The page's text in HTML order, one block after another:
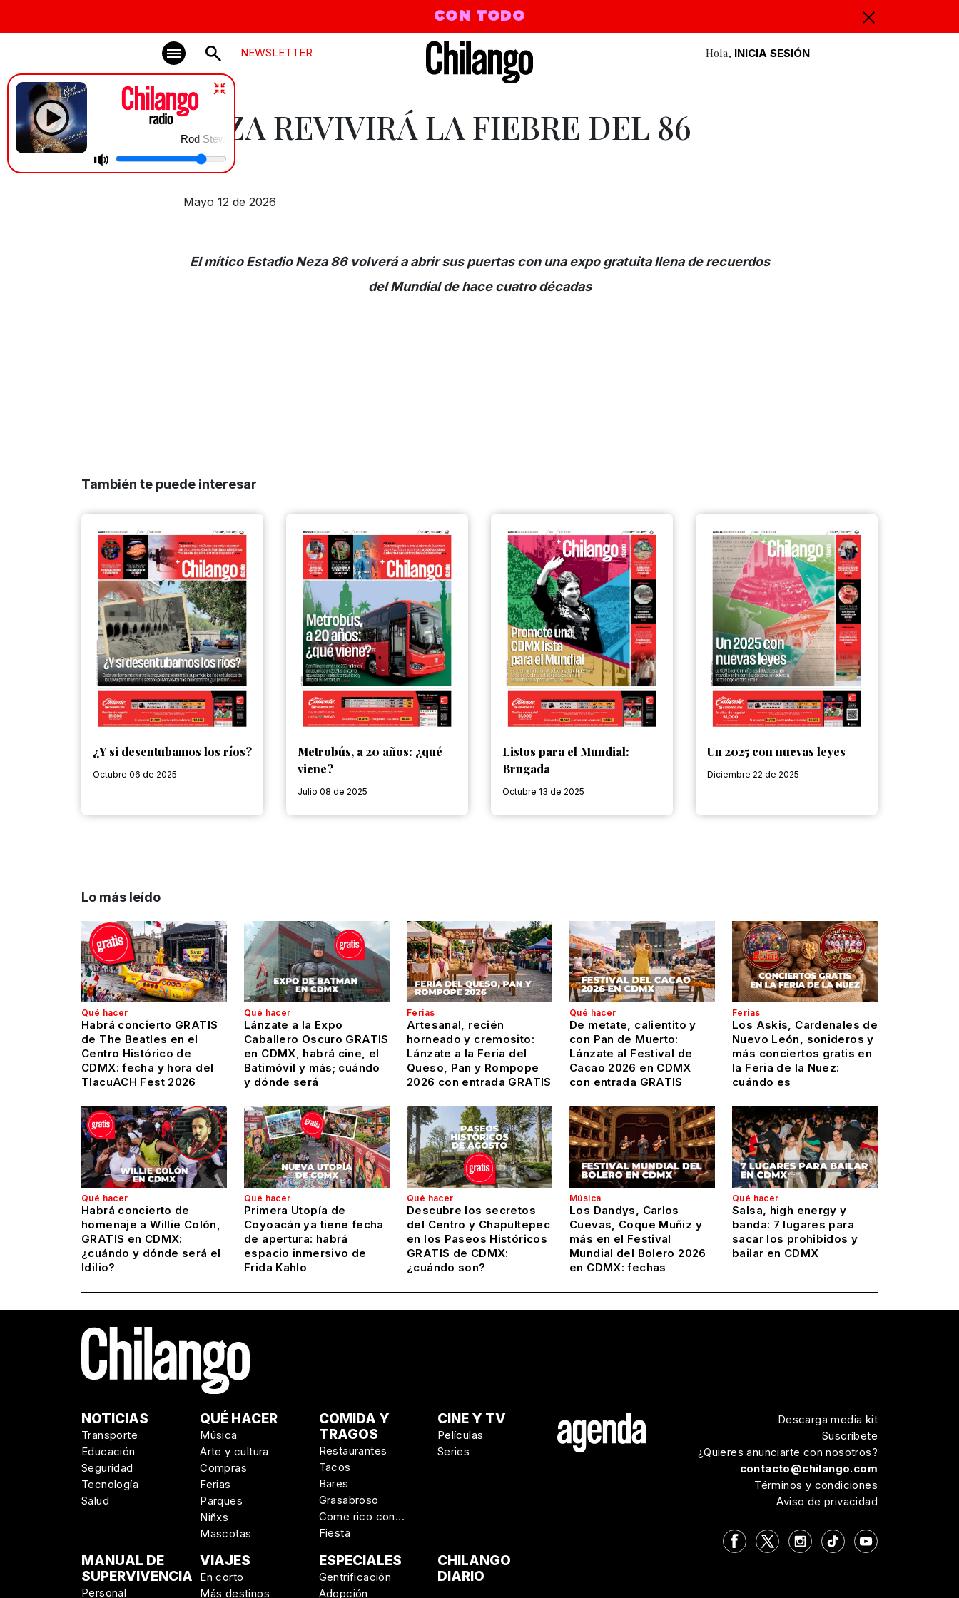
CON TODO
NEWSLETTER Hola, INICIA SESIÓN
Rod Stewart | Da Ya Think I'm Sexy?
NEZA REVIVIRÁ LA FIEBRE DEL 86
Mayo 12 de 2026
El mítico Estadio Neza 86 volverá a abrir sus puertas con una expo gratuita llena de recuerdos
del Mundial de hace cuatro décadas
También te puede interesar
¿Y si desentubamos los ríos?
Octubre 06 de 2025
Metrobús, a 20 años: ¿qué
viene?
Julio 08 de 2025
Listos para el Mundial:
Brugada
Octubre 13 de 2025
Un 2025 con nuevas leyes
Diciembre 22 de 2025
Lo más leído
Qué hacer
Habrá concierto GRATIS
de The Beatles en el
Centro Histórico de
CDMX: fecha y hora del
TlacuACH Fest 2026
Qué hacer
Lánzate a la Expo
Caballero Oscuro GRATIS
en CDMX, habrá cine, el
Batimóvil y más; cuándo
y dónde será
Ferias
Artesanal, recién
horneado y cremosito:
Lánzate a la Feria del
Queso, Pan y Rompope
2026 con entrada GRATIS
Qué hacer
De metate, calientito y
con Pan de Muerto:
Lánzate al Festival de
Cacao 2026 en CDMX
con entrada GRATIS
Ferias
Los Askis, Cardenales de
Nuevo León, sonideros y
más conciertos gratis en
la Feria de la Nuez:
cuándo es
Qué hacer
Habrá concierto de
homenaje a Willie Colón,
GRATIS en CDMX:
¿cuándo y dónde será el
Idilio?
Qué hacer
Primera Utopía de
Coyoacán ya tiene fecha
de apertura: habrá
espacio inmersivo de
Frida Kahlo
Qué hacer
Descubre los secretos
del Centro y Chapultepec
en los Paseos Históricos
GRATIS de CDMX:
¿cuándo son?
Música
Los Dandys, Carlos
Cuevas, Coque Muñiz y
más en el Festival
Mundial del Bolero 2026
en CDMX: fechas
Qué hacer
Salsa, high energy y
banda: 7 lugares para
sacar los prohibidos y
bailar en CDMX
NOTICIAS
Transporte
Educación
Seguridad
Tecnología
Salud
QUÉ HACER
Música
Arte y cultura
Compras
Ferias
Parques
Niñxs
Mascotas
COMIDA Y
TRAGOS
Restaurantes
Tacos
Bares
Grasabroso
Come rico con...
Fiesta
CINE Y TV
Películas
Series
MANUAL DE
SUPERVIVENCIA
Personal
VIAJES
En corto
Más destinos
ESPECIALES
Gentrificación
Adopción
CHILANGO
DIARIO
Descarga media kit
Suscríbete
¿Quieres anunciarte con nosotros?
contacto@chilango.com
Términos y condiciones
Aviso de privacidad